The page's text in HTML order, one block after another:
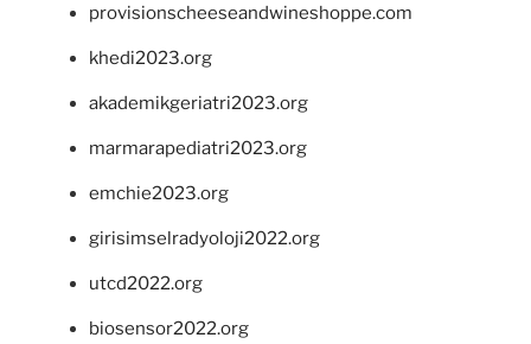
provisionscheeseandwineshoppe.com
khedi2023.org
akademikgeriatri2023.org
marmarapediatri2023.org
emchie2023.org
girisimselradyoloji2022.org
utcd2022.org
biosensor2022.org